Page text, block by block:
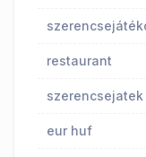
restaurant
szerencsejatek
eur huf